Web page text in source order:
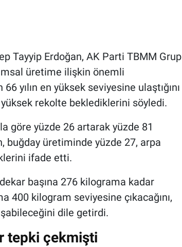
Tayyip Erdoğan, AK Parti TBMM Grup
üretime ilişkin önemli
yılın en yüksek seviyesine ulaştığını
rekolte beklediklerini söyledi.
göre yüzde 26 artarak yüzde 81
buğday üretiminde yüzde 27, arpa
ifade etti.
başına 276 kilograma kadar
400 kilogram seviyesine çıkacağını,
dile getirdi.
tepki çekmişti